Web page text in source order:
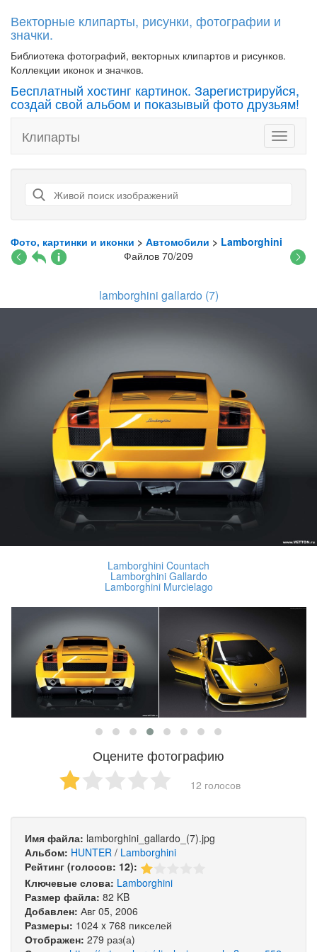
Векторные клипарты, рисунки, фотографии и
значки.
Библиотека фотографий, векторных клипартов и рисунков.
Коллекции иконок и значков.
Бесплатный хостинг картинок. Зарегистрируйся,
создай свой альбом и показывый фото друзьям!
Toggle
Клипарты
Фото, картинки и иконки > Автомобили > Lamborghini
Файлов 70/209
lamborghini gallardo (7)
Lamborghini Countach
Lamborghini Gallardo
Lamborghini Murcielago
Оцените фотографию
12 голосов
Имя файла: lamborghini_gallardo_(7).jpg
Альбом: HUNTER / Lamborghini
Рейтинг (голосов: 12):
Ключевые слова: Lamborghini
Размер файла: 82 KB
Добавлен: Авг 05, 2006
Размеры: 1024 x 768 пикселей
Отображен: 279 раз(а)